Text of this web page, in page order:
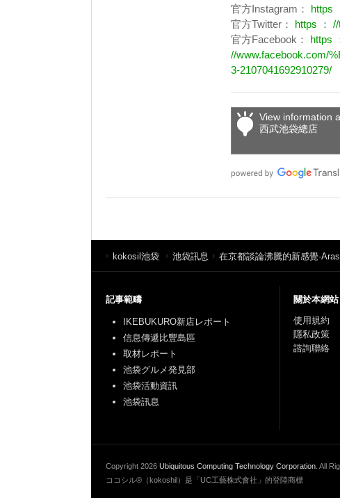
官方Instagram： https
官方Twitter： https ：
官方Facebook： https
//www.facebook.com/
3-2107041692910279/
View information
西武池袋總店
kokosil池袋 池袋訊息 在京都談論沸騰的新感覺
記事範疇
IKEBUKURO新店レポート
信息傳遞比豐島區
取材レポート
池袋グルメ発見部
池袋活動資訊
池袋訊息
關於本網站
使用規約
隱私政策
諮詢聯絡
Copyright 2026 Ubiquitous Computing Technology Corporation . All
ココシル®（kokoshil）是「UC工藝株式會社」的登陸商標